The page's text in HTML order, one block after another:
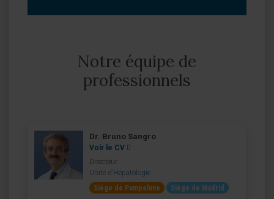
Notre équipe de
professionnels
Dr. Bruno Sangro
Voir le CV
Directeur
Unité d’Hépatologie
Siège de Pampelune
Siège de Madrid